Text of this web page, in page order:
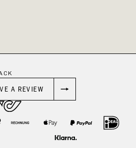
A REVIEW